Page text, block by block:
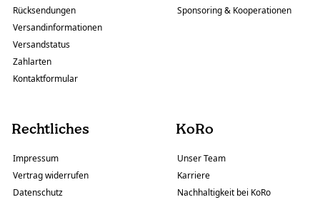
Rücksendungen
Versandinformationen
Versandstatus
Zahlarten
Kontaktformular
Sponsoring & Kooperationen
Rechtliches
Impressum
Vertrag widerrufen
Datenschutz
KoRo
Unser Team
Karriere
Nachhaltigkeit bei KoRo